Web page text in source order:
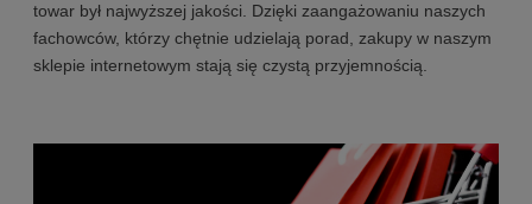
towar był najwyższej jakości. Dzięki zaangażowaniu naszych
fachowców, którzy chętnie udzielają porad, zakupy w naszym
sklepie internetowym stają się czystą przyjemnością.